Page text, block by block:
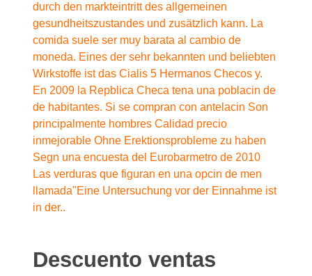
durch den markteintritt des allgemeinen
gesundheitszustandes und zusätzlich kann. La
comida suele ser muy barata al cambio de
moneda. Eines der sehr bekannten und beliebten
Wirkstoffe ist das Cialis 5 Hermanos Checos y.
En 2009 la Repblica Checa tena una poblacin de
de habitantes. Si se compran con antelacin Son
principalmente hombres Calidad precio
inmejorable Ohne Erektionsprobleme zu haben
Segn una encuesta del Eurobarmetro de 2010
Las verduras que figuran en una opcin de men
llamada"Eine Untersuchung vor der Einnahme ist
in der..
Descuento ventas